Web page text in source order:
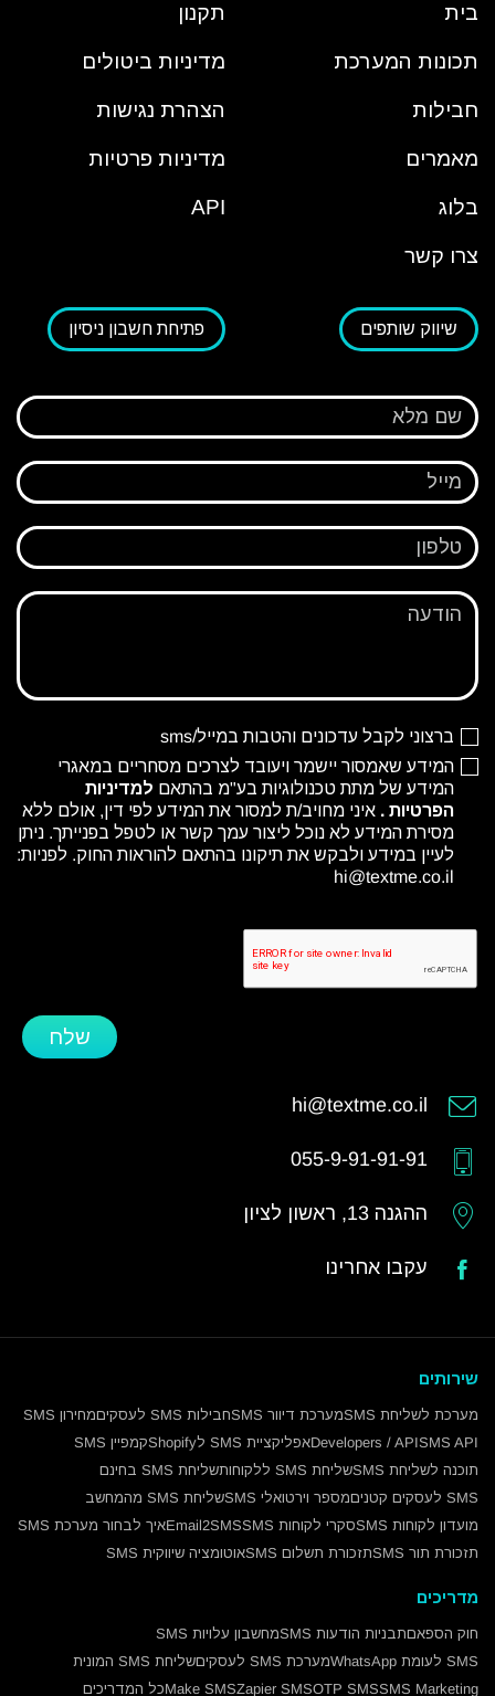
בית
תכונות המערכת
חבילות
מאמרים
בלוג
צרו קשר
תקנון
מדיניות ביטולים
הצהרת נגישות
מדיניות פרטיות
API
פתיחת חשבון ניסיון שיווק שותפים
שם מלא
מייל
טלפון
הודעה
ברצוני לקבל עדכונים והטבות במייל/sms
המידע שאמסור יישמר ויעובד לצרכים מסחריים במאגרי
המידע של מתת טכנולוגיות בע"מ בהתאם למדיניות
הפרטיות . איני מחויב/ת למסור את המידע לפי דין, אולם ללא
מסירת המידע לא נוכל ליצור עמך קשר או לטפל בפנייתך. ניתן
לעיין במידע ולבקש את תיקונו בהתאם להוראות החוק. לפניות:
hi@textme.co.il
שלח
hi@textme.co.il
055-9-91-91-91
ההגנה 13, ראשון לציון
עקבו אחרינו
שירותים
מערכת לשליחת SMS מערכת דיוור SMS חבילות SMS לעסקים
מחירון SMS
SMS API
Developers / APIאפליקציית SMS לShopify
קמפיין SMS
תוכנה לשליחת SMS
שליחת SMS ללקוחות
שליחת SMS בחינם
SMS לעסקים קטנים
מספר וירטואלי SMS
שליחת SMS מהמחשב
מועדון לקוחות SMS
סקרי לקוחות SMS Email2SMSאיך לבחור מערכת SMS
תזכורת תור SMS
תזכורת תשלום SMS אוטומציה שיווקית SMS
מדריכים
חוק הספאםתבניות הודעות SMS
מחשבון עלויות SMS
SMS לעומת WhatsApp
מערכת SMS לעסקים
שליחת SMS המונית
SMS Marketing
OTP SMS
Zapier SMS
Make SMSכל המדריכים